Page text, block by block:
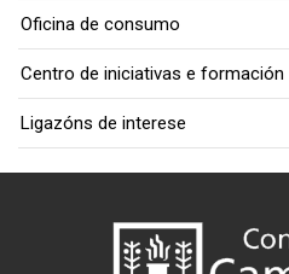
Oficina de consumo
Centro de iniciativas e formación
Ligazóns de interese